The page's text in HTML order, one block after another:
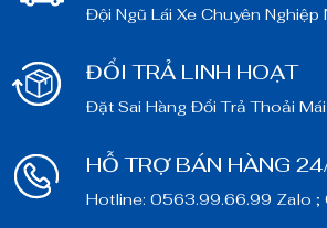
Đội Ngũ Lái Xe Chuyên
ĐỔI TRẢ LINH HOẠT
Đặt Sai Hàng Đổi Trả Thoải Mái
HỖ TRỢ BÁN HÀNG
Hotline: 0563.99.66.99 Zalo